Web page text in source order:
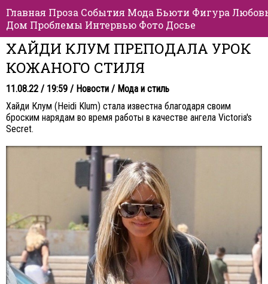
Главная Проза События Мода Бьюти Фигура
Дом Проблемы Интервью Фото Досье
ХАЙДИ КЛУМ ПРЕПОДАЛА УРОК
КОЖАНОГО СТИЛЯ
11.08.22 / 19:59 / Новости / Мода и стиль
Хайди Клум (Heidi Klum) стала известна благодаря своим
броским нарядам во время работы в качестве ангела Victoria's
Secret.